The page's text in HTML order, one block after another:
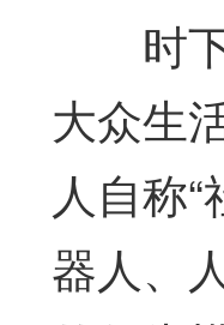
时下
大众生
人自称
器人、